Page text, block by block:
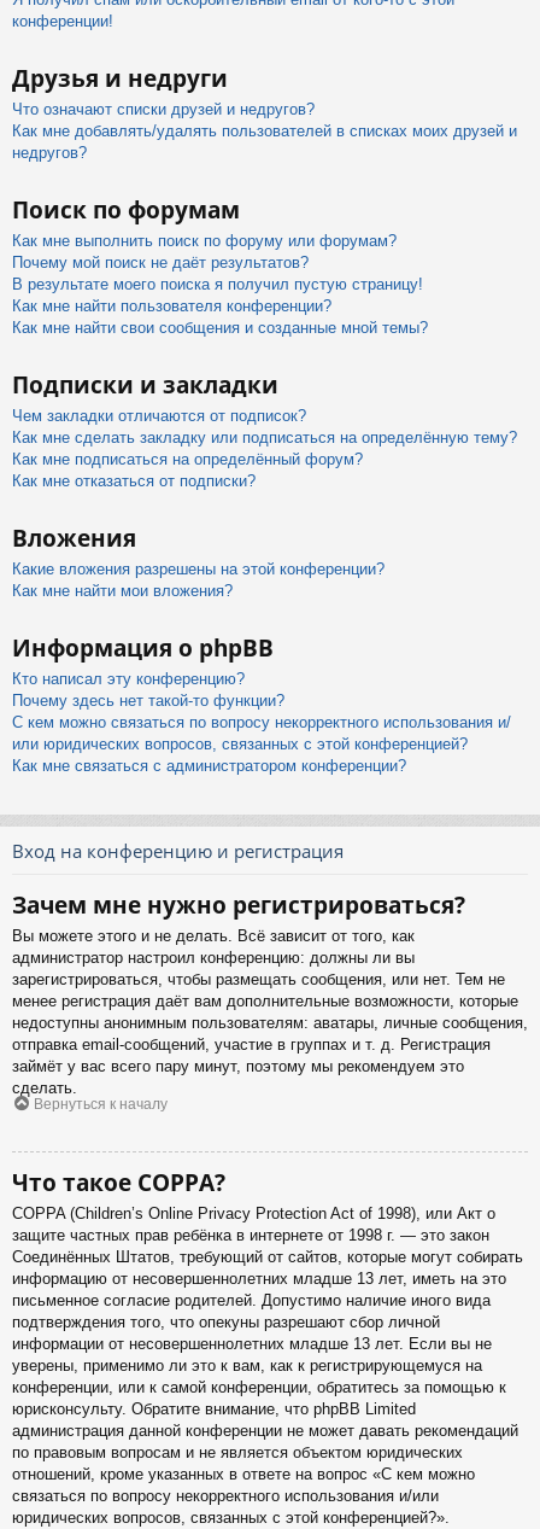
конференции!
Друзья и недруги
Что означают списки друзей и недругов?
Как мне добавлять/удалять пользователей в списках моих друзей и
недругов?
Поиск по форумам
Как мне выполнить поиск по форуму или форумам?
Почему мой поиск не даёт результатов?
В результате моего поиска я получил пустую страницу!
Как мне найти пользователя конференции?
Как мне найти свои сообщения и созданные мной темы?
Подписки и закладки
Чем закладки отличаются от подписок?
Как мне сделать закладку или подписаться на определённую тему?
Как мне подписаться на определённый форум?
Как мне отказаться от подписки?
Вложения
Какие вложения разрешены на этой конференции?
Как мне найти мои вложения?
Информация о phpBB
Кто написал эту конференцию?
Почему здесь нет такой-то функции?
С кем можно связаться по вопросу некорректного использования и/
или юридических вопросов, связанных с этой конференцией?
Как мне связаться с администратором конференции?
Вход на конференцию и регистрация
Зачем мне нужно регистрироваться?
Вы можете этого и не делать. Всё зависит от того, как
администратор настроил конференцию: должны ли вы
зарегистрироваться, чтобы размещать сообщения, или нет. Тем не
менее регистрация даёт вам дополнительные возможности, которые
недоступны анонимным пользователям: аватары, личные сообщения,
отправка email-сообщений, участие в группах и т. д. Регистрация
займёт у вас всего пару минут, поэтому мы рекомендуем это
сделать.
Вернуться к началу
Что такое COPPA?
COPPA (Children’s Online Privacy Protection Act of 1998), или Акт о
защите частных прав ребёнка в интернете от 1998 г. — это закон
Соединённых Штатов, требующий от сайтов, которые могут собирать
информацию от несовершеннолетних младше 13 лет, иметь на это
письменное согласие родителей. Допустимо наличие иного вида
подтверждения того, что опекуны разрешают сбор личной
информации от несовершеннолетних младше 13 лет. Если вы не
уверены, применимо ли это к вам, как к регистрирующемуся на
конференции, или к самой конференции, обратитесь за помощью к
юрисконсульту. Обратите внимание, что phpBB Limited
администрация данной конференции не может давать рекомендаций
по правовым вопросам и не является объектом юридических
отношений, кроме указанных в ответе на вопрос «С кем можно
связаться по вопросу некорректного использования и/или
юридических вопросов, связанных с этой конференцией?».